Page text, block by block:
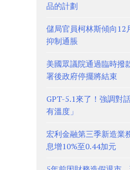
品的計劃
儲局官員柯林斯傾向
抑制通脹
美國眾議院通過臨時
署後政府停擺將結束
GPT-5.1來了！強調對
有溫度」
宏利金融第三季新造
息增10%至0.44加元